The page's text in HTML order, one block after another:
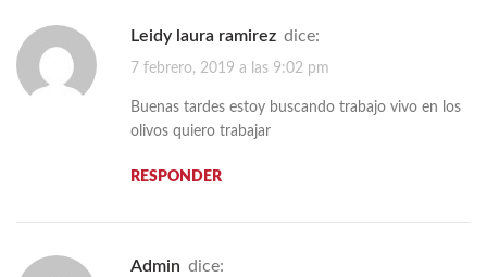
leidy laura ramirez dice:
7 febrero, 2019 a las 9:02 pm
Buenas tardes estoy buscando trabajo vivo en los
olivos quiero trabajar
RESPONDER
admin dice: